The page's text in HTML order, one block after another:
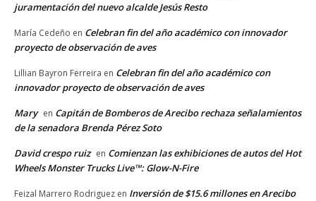
juramentación del nuevo alcalde Jesús Resto
María Cedeño en Celebran fin del año académico con innovador
proyecto de observación de aves
Lillian Bayron Ferreira en Celebran fin del año académico con
innovador proyecto de observación de aves
Mary en Capitán de Bomberos de Arecibo rechaza señalamientos
de la senadora Brenda Pérez Soto
David crespo ruiz en Comienzan las exhibiciones de autos del Hot
Wheels Monster Trucks Live™: Glow-N-Fire
Feizal Marrero Rodriguez en Inversión de $15.6 millones en Arecibo